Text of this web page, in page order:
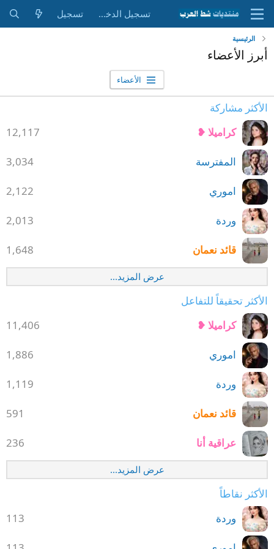
تسجيل الدخول تسجيل
الرئيسية
أبرز الأعضاء
الأعضاء
الأكثر مشاركة
12,117
كراميلا ❥
3,034 المفترسة
2,122 اموري
2,013 وردة
1,648 قائد نعمان
عرض المزيد...
الأكثر تحقيقاً للتفاعل
11,406
كراميلا ❥
1,886 اموري
1,119 وردة
591 قائد نعمان
236 عراقية أنا
عرض المزيد...
الأكثر نقاطاً
113
وردة